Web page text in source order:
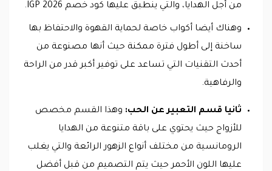
من أجل الهدايا، والتي ينطبق عليها كود خصم IGP 2026.
وهناك أيضا أكواب خاصة لحماية القهوة والاحتفاظ بها
ساخنة إلى أطول فترة ممكنة حيث أنها مصنوعة من
أحدث التقنيات التي تساعد على توفير أكبر قدر من الراحة
والرفاهية.
ثانيا قسم التعبير عن الحب: وهذا القسم مخصص
للأزواج حيث يحتوي على باقة متنوعة من الهدايا
الرومانسية من مختلف أنواع الزهور الرائعة والتي يغلب
عليها اللون الأحمر حيث يتم التصميم من قبل أفضل